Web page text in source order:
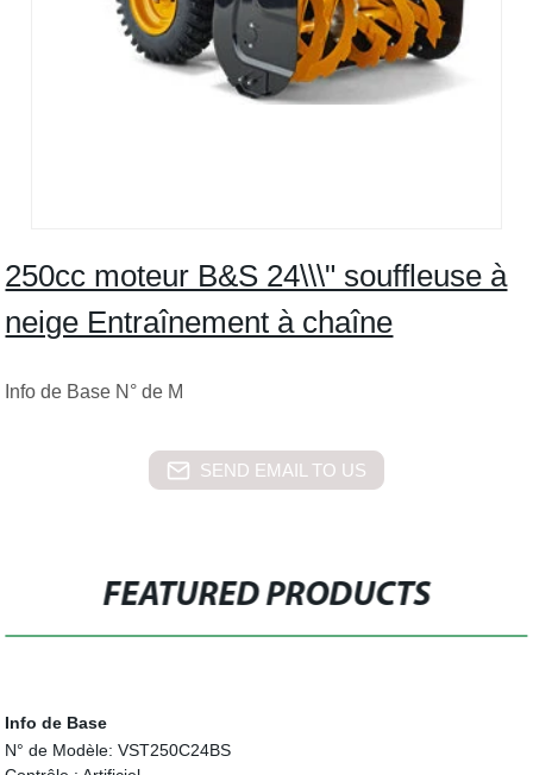
250cc moteur B&S 24\\\" souffleuse à
neige Entraînement à chaîne
Info de Base N° de M
SEND EMAIL TO US
FEATURED PRODUCTS
Info de Base
N° de Modèle: VST250C24BS